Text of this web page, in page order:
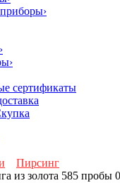
›
›
›
сертификаты
Пирсинг
из золота 585 пробы